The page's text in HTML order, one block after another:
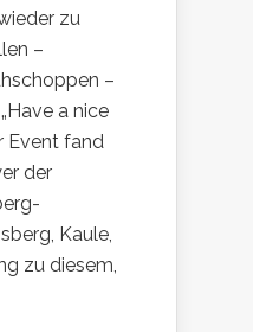
zu
–
–
a nice
Event fand
der
Kaule,
zu diesem,